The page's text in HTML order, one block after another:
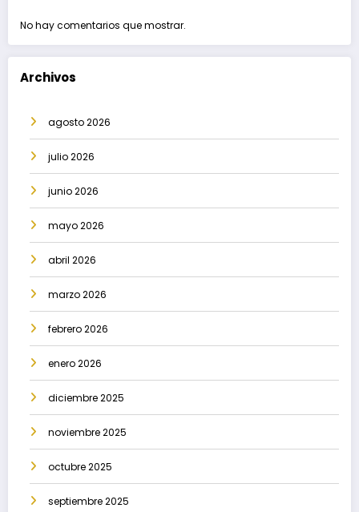
No hay comentarios que mostrar.
Archivos
agosto 2026
julio 2026
junio 2026
mayo 2026
abril 2026
marzo 2026
febrero 2026
enero 2026
diciembre 2025
noviembre 2025
octubre 2025
septiembre 2025